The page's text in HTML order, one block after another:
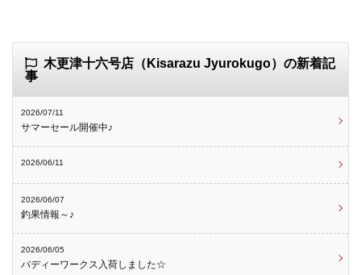
木更津十六号店（Kisarazu Jyurokugo）の新着記
事
2026/07/11
サマーセール開催中♪
2026/06/11
2026/06/07
釣果情報～♪
2026/06/05
バディーワークス入荷しました☆